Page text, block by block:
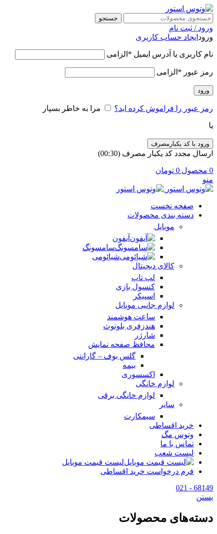
جستجو
ورود / ثبت نام
ورود ایجاد حساب کاربری
نام کاربری یا آدرس ایمیل * الزامی
رمز عبور * الزامی
ورود
رمز عبور را فراموش کرده اید؟ مرا به خاطر بسپار
یا
ورود با کد یکبارمصرف
ارسال مجدد کد یکبار مصرف (00:
30
)
0 محصول 0 تومان
منو
صفحه نخست
دسته بندی محصولات
موبایل
آیفون
سامسونگ
شیائومی
کالای دیجیتال
لپ تاپ
کنسول بازی
اسپیکر
لوازم جانبی موبایل
ساعت هوشمند
هندزفری بلوتوث
شارژر
محافظ صفحه نمایش
گلس بوف – گارانتی
بیمه
اکسسوری
لوازم خانگی
لوازم خانگی برقی
سایر
سیمکارت
خرید اقساطی
وتوس مگ
تماس با ما
لیست شعب
لیست قیمت موبایل
فرم درخواست خرید اقساطی
68149 - 021
بستن
دسته‌های محصولات